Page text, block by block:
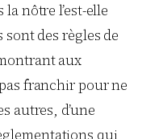
nôtre l’est-elle
des règles de
aux
franchir pour ne
autres, d’une